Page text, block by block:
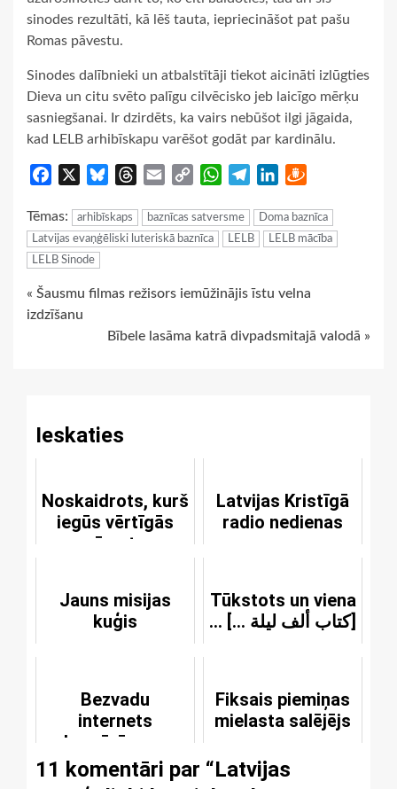
sinodes rezultāti, kā lēš tauta, iepriecināšot pat pašu
Romas pāvestu.
Sinodes dalībnieki un atbalstītāji tiekot aicināti izlūgties
Dieva un citu svēto palīgu cilvēcisko jeb laicīgo mērķu
sasniegšanai. Ir dzirdēts, ka vairs nebūšot ilgi jāgaida,
kad LELB arhibīskapu varēšot godāt par kardinālu.
Facebook BlueskyThreads
Email
Copy
WhatsApp
TelegramLinkedIn
Tēmas: arhibīskaps baznīcas satversme
Doma baznīca
Latvijas evaņģēliski luteriskā baznīca
LELB
LELB mācība
LELB Sinode
Continue
Reading
« Šausmu filmas režisors iemūžinājis īstu velna
izdzīšanu
Bībele lasāma katrā divpadsmitajā valodā »
Ieskaties
Noskaidrots, kurš
iegūs vērtīgās
grāmatas
Latvijas Kristīgā
radio nedienas
Jauns misijas
kuģis
Tūkstots un viena
... [... كتاب ألف ليلة]
Bezvadu
internets
baznīcās par
brīvu
Fiksais piemiņas
mielasta salējējs
11 komentāri par “Latvijas